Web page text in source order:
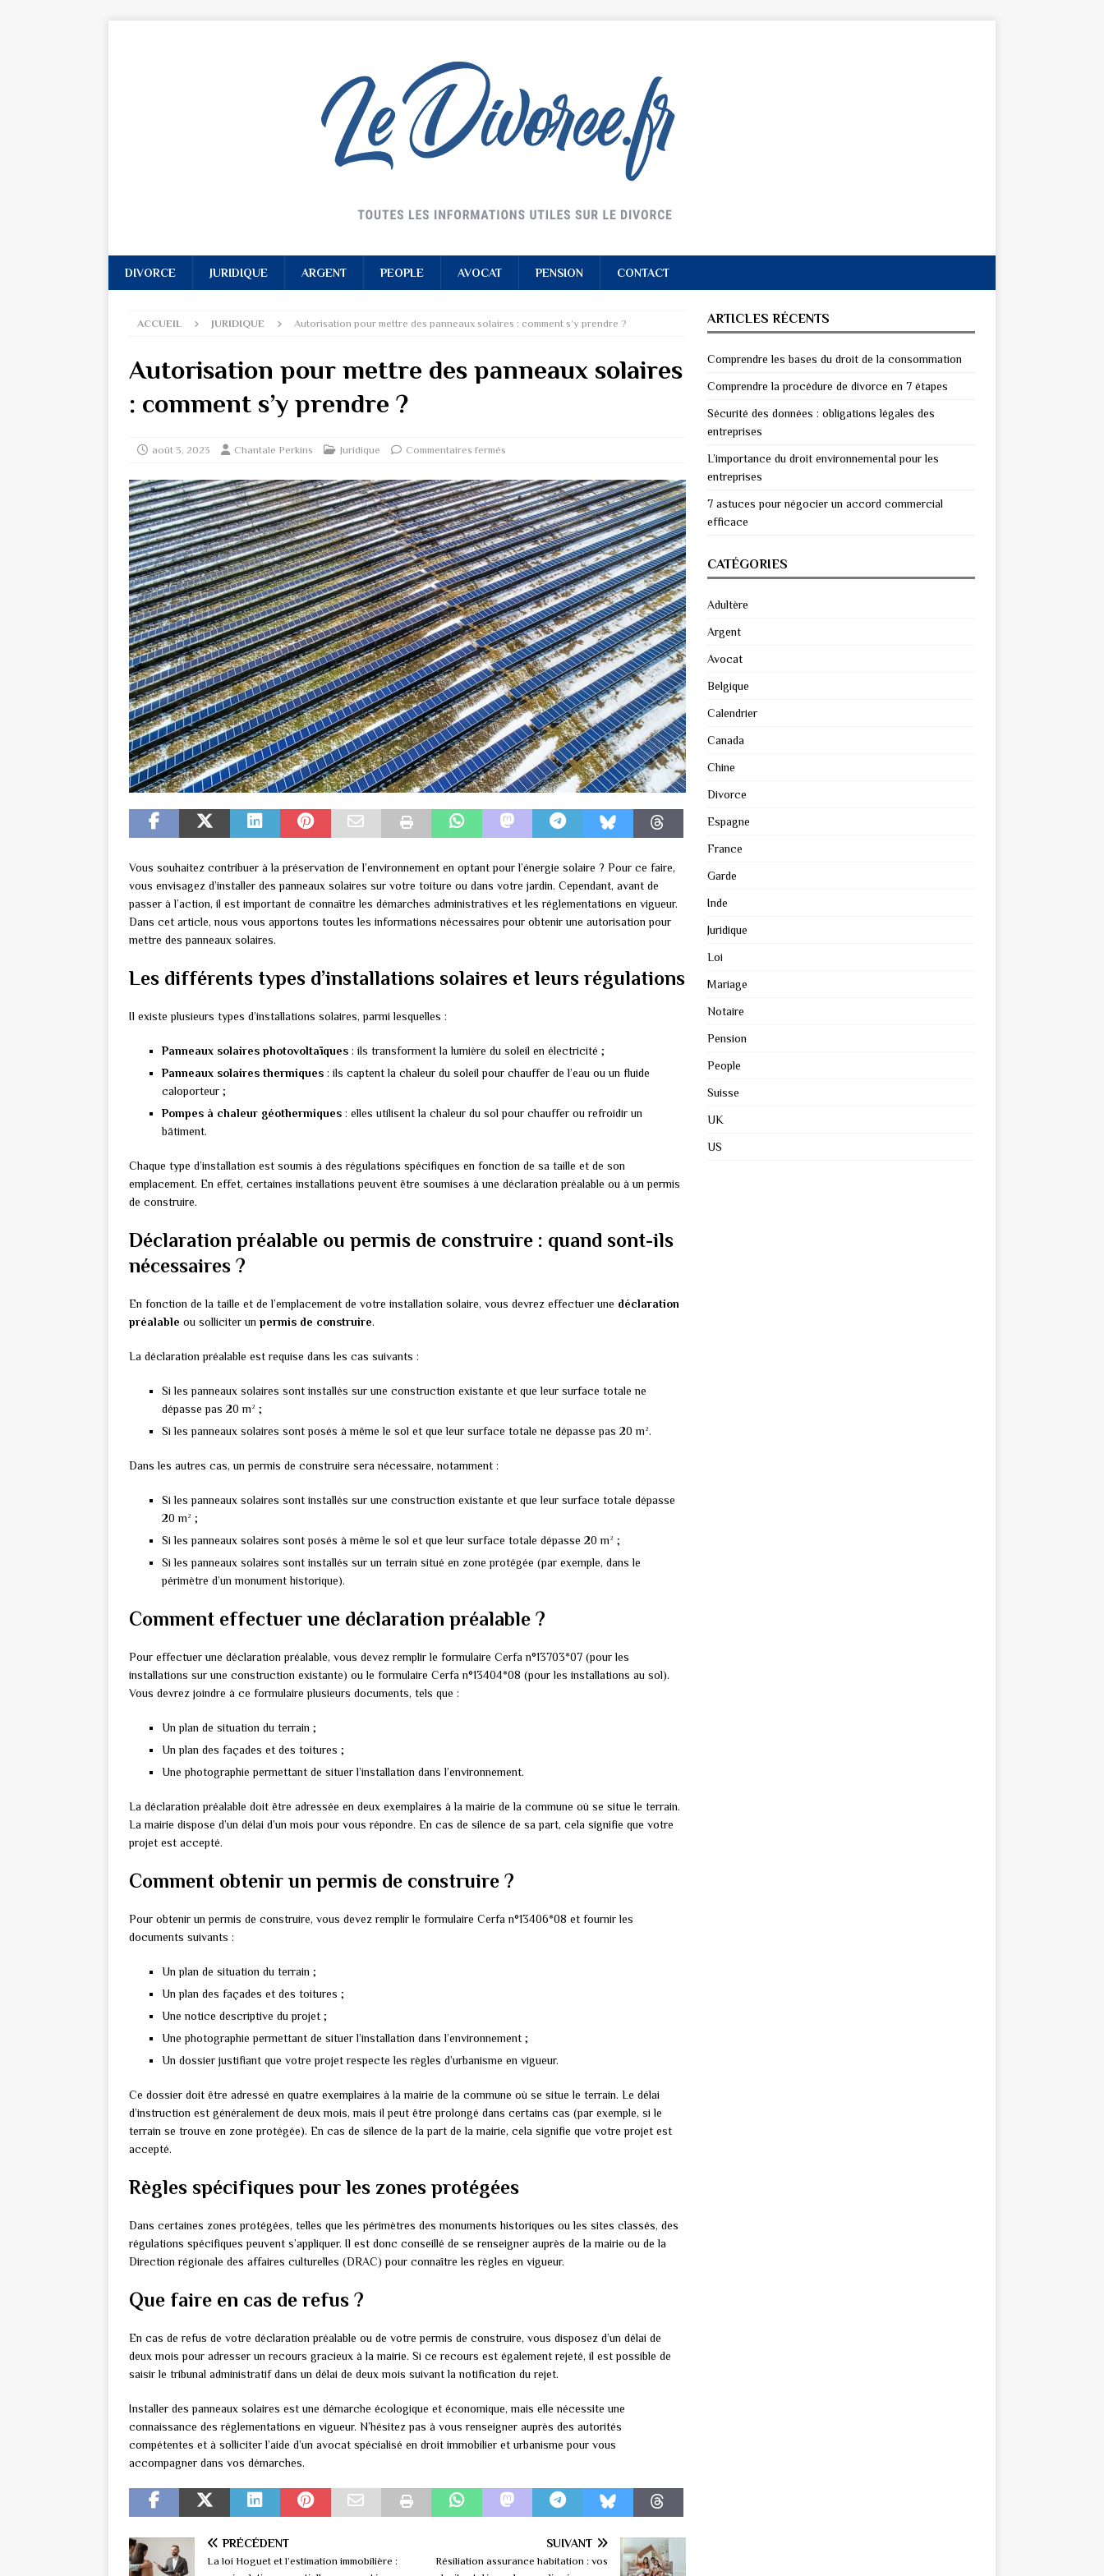
DIVORCE JURIDIQUE ARGENT PEOPLE AVOCAT PENSION CONTACT
ACCUEIL JURIDIQUE Autorisation pour mettre des panneaux solaires : comment s’y prendre ?
Autorisation pour mettre des panneaux solaires
: comment s’y prendre ?
août 3, 2023 Chantale Perkins Juridique Commentaires fermés
Vous souhaitez contribuer à la préservation de l’environnement en optant pour l’énergie solaire ? Pour ce faire,
vous envisagez d’installer des panneaux solaires sur votre toiture ou dans votre jardin. Cependant, avant de
passer à l’action, il est important de connaître les démarches administratives et les réglementations en vigueur.
Dans cet article, nous vous apportons toutes les informations nécessaires pour obtenir une autorisation pour
mettre des panneaux solaires.
Les différents types d’installations solaires et leurs régulations
Il existe plusieurs types d’installations solaires, parmi lesquelles :
Panneaux solaires photovoltaïques : ils transforment la lumière du soleil en électricité ;
Panneaux solaires thermiques : ils captent la chaleur du soleil pour chauffer de l’eau ou un fluide
caloporteur ;
Pompes à chaleur géothermiques : elles utilisent la chaleur du sol pour chauffer ou refroidir un
bâtiment.
Chaque type d’installation est soumis à des régulations spécifiques en fonction de sa taille et de son
emplacement. En effet, certaines installations peuvent être soumises à une déclaration préalable ou à un permis
de construire.
Déclaration préalable ou permis de construire : quand sont-ils
nécessaires ?
En fonction de la taille et de l’emplacement de votre installation solaire, vous devrez effectuer une déclaration
préalable ou solliciter un permis de construire.
La déclaration préalable est requise dans les cas suivants :
Si les panneaux solaires sont installés sur une construction existante et que leur surface totale ne
dépasse pas 20 m² ;
Si les panneaux solaires sont posés à même le sol et que leur surface totale ne dépasse pas 20 m².
Dans les autres cas, un permis de construire sera nécessaire, notamment :
Si les panneaux solaires sont installés sur une construction existante et que leur surface totale dépasse
20 m² ;
Si les panneaux solaires sont posés à même le sol et que leur surface totale dépasse 20 m² ;
Si les panneaux solaires sont installés sur un terrain situé en zone protégée (par exemple, dans le
périmètre d’un monument historique).
Comment effectuer une déclaration préalable ?
Pour effectuer une déclaration préalable, vous devez remplir le formulaire Cerfa n°13703*07 (pour les
installations sur une construction existante) ou le formulaire Cerfa n°13404*08 (pour les installations au sol).
Vous devrez joindre à ce formulaire plusieurs documents, tels que :
Un plan de situation du terrain ;
Un plan des façades et des toitures ;
Une photographie permettant de situer l’installation dans l’environnement.
La déclaration préalable doit être adressée en deux exemplaires à la mairie de la commune où se situe le terrain.
La mairie dispose d’un délai d’un mois pour vous répondre. En cas de silence de sa part, cela signifie que votre
projet est accepté.
Comment obtenir un permis de construire ?
Pour obtenir un permis de construire, vous devez remplir le formulaire Cerfa n°13406*08 et fournir les
documents suivants :
Un plan de situation du terrain ;
Un plan des façades et des toitures ;
Une notice descriptive du projet ;
Une photographie permettant de situer l’installation dans l’environnement ;
Un dossier justifiant que votre projet respecte les règles d’urbanisme en vigueur.
Ce dossier doit être adressé en quatre exemplaires à la mairie de la commune où se situe le terrain. Le délai
d’instruction est généralement de deux mois, mais il peut être prolongé dans certains cas (par exemple, si le
terrain se trouve en zone protégée). En cas de silence de la part de la mairie, cela signifie que votre projet est
accepté.
Règles spécifiques pour les zones protégées
Dans certaines zones protégées, telles que les périmètres des monuments historiques ou les sites classés, des
régulations spécifiques peuvent s’appliquer. Il est donc conseillé de se renseigner auprès de la mairie ou de la
Direction régionale des affaires culturelles (DRAC) pour connaître les règles en vigueur.
Que faire en cas de refus ?
En cas de refus de votre déclaration préalable ou de votre permis de construire, vous disposez d’un délai de
deux mois pour adresser un recours gracieux à la mairie. Si ce recours est également rejeté, il est possible de
saisir le tribunal administratif dans un délai de deux mois suivant la notification du rejet.
Installer des panneaux solaires est une démarche écologique et économique, mais elle nécessite une
connaissance des réglementations en vigueur. N’hésitez pas à vous renseigner auprès des autorités
compétentes et à solliciter l’aide d’un avocat spécialisé en droit immobilier et urbanisme pour vous
accompagner dans vos démarches.
PRÉCÉDENT
La loi Hoguet et l’estimation immobilière :
SUIVANT
Résiliation assurance habitation : vos
ARTICLES RÉCENTS
Comprendre les bases du droit de la consommation
Comprendre la procédure de divorce en 7 étapes
Sécurité des données : obligations légales des
entreprises
L’importance du droit environnemental pour les
entreprises
7 astuces pour négocier un accord commercial
efficace
CATÉGORIES
Adultère
Argent
Avocat
Belgique
Calendrier
Canada
Chine
Divorce
Espagne
France
Garde
Inde
Juridique
Loi
Mariage
Notaire
Pension
People
Suisse
UK
US